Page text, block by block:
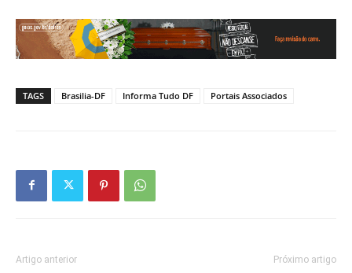
TAGS Brasilia-DF Informa Tudo DF Portais Associados
Artigo anterior Próximo artigo